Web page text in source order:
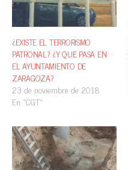
¿EXISTE EL TERRORISMO
PATRONAL? ¿Y QUE PASA EN
EL AYUNTAMIENTO DE
ZARAGOZA?
23 de noviembre de 2018
En «CGT»